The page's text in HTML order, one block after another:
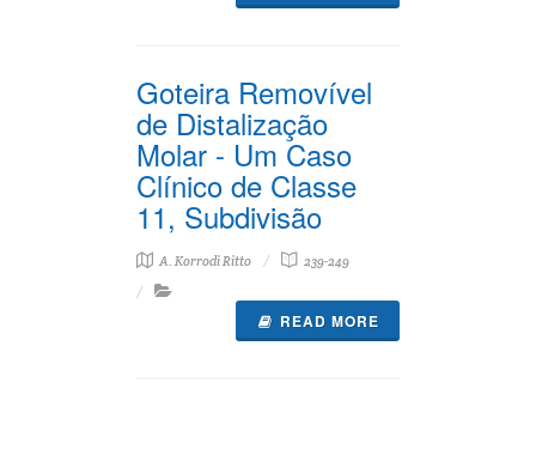
Goteira Removível
de Distalização
Molar - Um Caso
Clínico de Classe
11, Subdivisão
A. Korrodi Ritto 239-249
READ MORE